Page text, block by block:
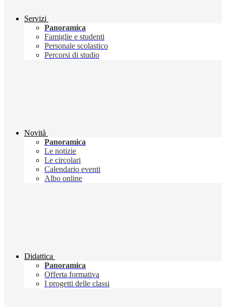
Servizi
Panoramica
Famiglie e studenti
Personale scolastico
Percorsi di studio
Novità
Panoramica
Le notizie
Le circolari
Calendario eventi
Albo online
Didattica
Panoramica
Offerta formativa
I progetti delle classi